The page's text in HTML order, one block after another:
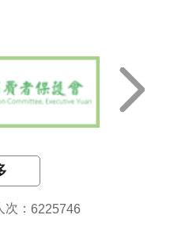
： 6225746